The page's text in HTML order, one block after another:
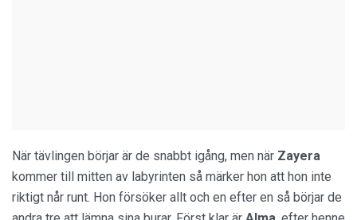
När tävlingen börjar är de snabbt igång, men när Zayera
kommer till mitten av labyrinten så märker hon att hon inte
riktigt når runt. Hon försöker allt och en efter en så börjar de